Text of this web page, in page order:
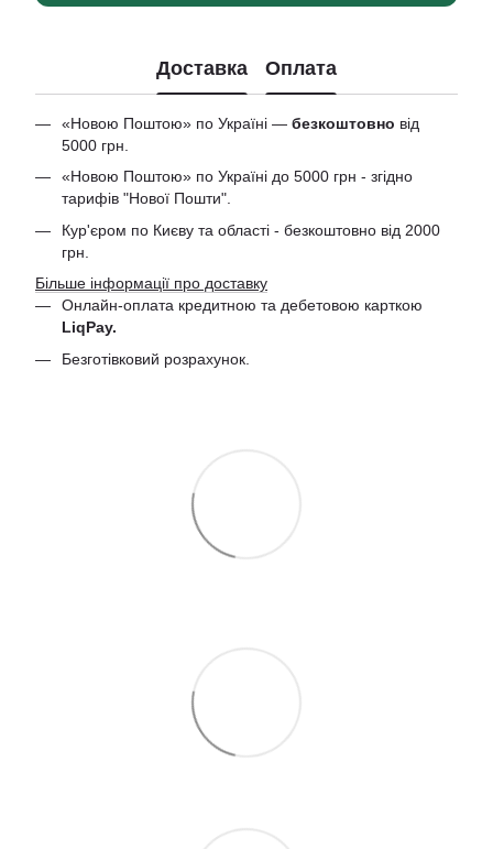
Доставка Оплата
«Новою Поштою» по Україні — безкоштовно від
5000 грн.
«Новою Поштою» по Україні до 5000 грн - згідно
тарифів "Нової Пошти".
Кур'єром по Києву та області - безкоштовно від 2000
грн.
Більше інформації про доставку
Онлайн-оплата кредитною та дебетовою карткою
LiqPay.
Безготівковий розрахунок.